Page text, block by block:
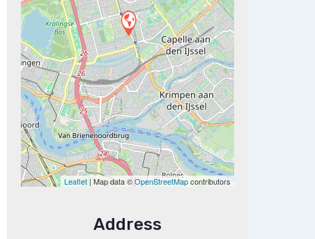
Leaflet| Map data ©OpenStreetMapcontributors
Address